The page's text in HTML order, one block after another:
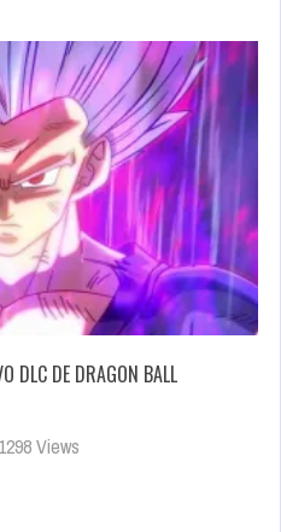
DLC DE DRAGON BALL
1298 Views